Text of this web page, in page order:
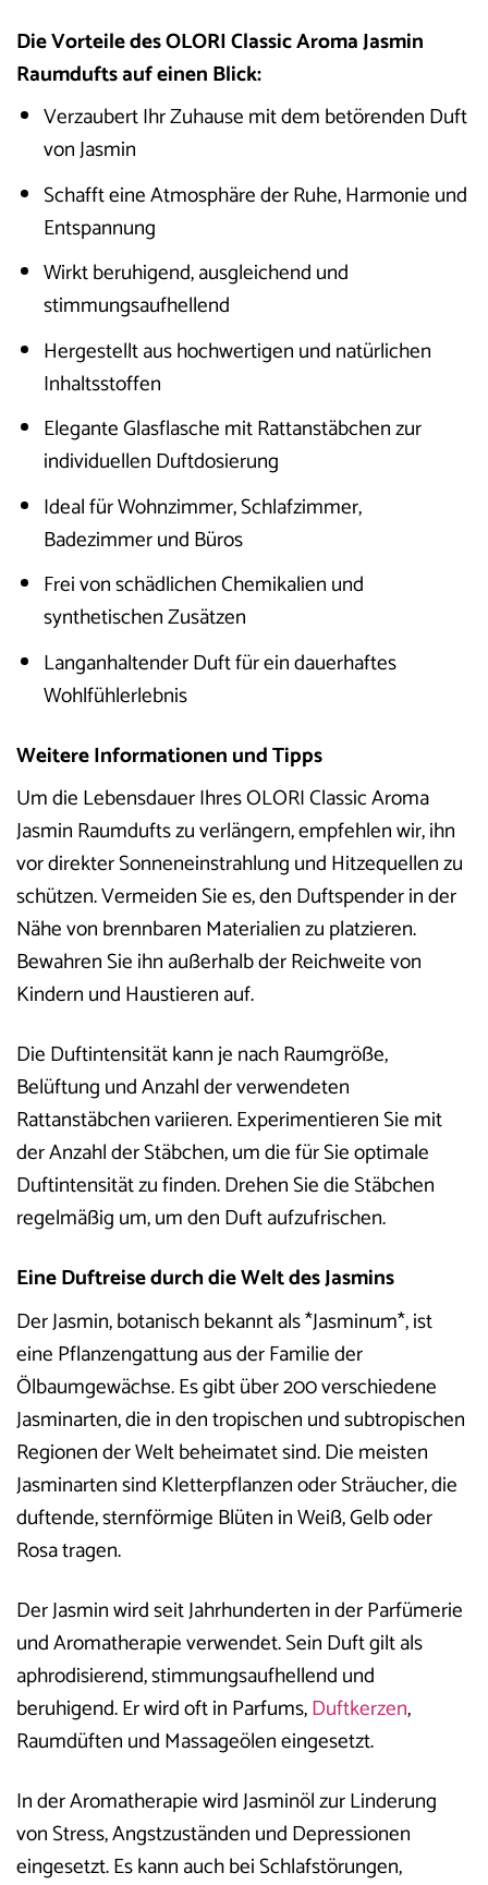
Die Vorteile des OLORI Classic Aroma Jasmin
Raumdufts auf einen Blick:
Verzaubert Ihr Zuhause mit dem betörenden Duft
von Jasmin
Schafft eine Atmosphäre der Ruhe, Harmonie und
Entspannung
Wirkt beruhigend, ausgleichend und
stimmungsaufhellend
Hergestellt aus hochwertigen und natürlichen
Inhaltsstoffen
Elegante Glasflasche mit Rattanstäbchen zur
individuellen Duftdosierung
Ideal für Wohnzimmer, Schlafzimmer,
Badezimmer und Büros
Frei von schädlichen Chemikalien und
synthetischen Zusätzen
Langanhaltender Duft für ein dauerhaftes
Wohlfühlerlebnis
Weitere Informationen und Tipps
Um die Lebensdauer Ihres OLORI Classic Aroma
Jasmin Raumdufts zu verlängern, empfehlen wir, ihn
vor direkter Sonneneinstrahlung und Hitzequellen zu
schützen. Vermeiden Sie es, den Duftspender in der
Nähe von brennbaren Materialien zu platzieren.
Bewahren Sie ihn außerhalb der Reichweite von
Kindern und Haustieren auf.
Die Duftintensität kann je nach Raumgröße,
Belüftung und Anzahl der verwendeten
Rattanstäbchen variieren. Experimentieren Sie mit
der Anzahl der Stäbchen, um die für Sie optimale
Duftintensität zu finden. Drehen Sie die Stäbchen
regelmäßig um, um den Duft aufzufrischen.
Eine Duftreise durch die Welt des Jasmins
Der Jasmin, botanisch bekannt als *Jasminum*, ist
eine Pflanzengattung aus der Familie der
Ölbaumgewächse. Es gibt über 200 verschiedene
Jasminarten, die in den tropischen und subtropischen
Regionen der Welt beheimatet sind. Die meisten
Jasminarten sind Kletterpflanzen oder Sträucher, die
duftende, sternförmige Blüten in Weiß, Gelb oder
Rosa tragen.
Der Jasmin wird seit Jahrhunderten in der Parfümerie
und Aromatherapie verwendet. Sein Duft gilt als
aphrodisierend, stimmungsaufhellend und
beruhigend. Er wird oft in Parfums,Duftkerzen,
Raumdüften und Massageölen eingesetzt.
In der Aromatherapie wird Jasminöl zur Linderung
von Stress, Angstzuständen und Depressionen
eingesetzt. Es kann auch bei Schlafstörungen,